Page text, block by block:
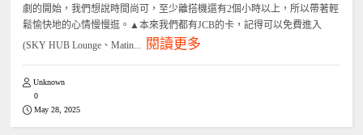
劇的開始，我們想說時間尚可，至少離搭機還有2個小時以上，所以帶著輕
鬆愉快地的心情慢慢逛。▲本來我們都有JCB的卡，記得可以免費進入
(SKY HUB Lounge、Matin...
閱讀更多
Unknown
0
May 28, 2025